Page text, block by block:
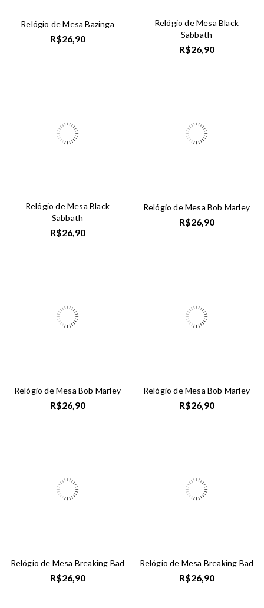
Relógio de Mesa Bazinga
R$26,90
Relógio de Mesa Black
Sabbath
R$26,90
Relógio de Mesa Black
Sabbath
R$26,90
Relógio de Mesa Bob Marley
R$26,90
Relógio de Mesa Bob Marley
R$26,90
Relógio de Mesa Bob Marley
R$26,90
Relógio de Mesa Breaking Bad
R$26,90
Relógio de Mesa Breaking Bad
R$26,90